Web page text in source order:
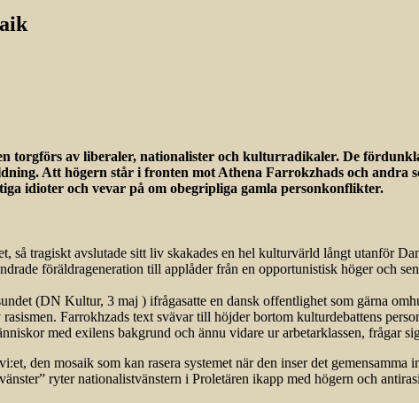
torgförs av liberaler, nationalister och kulturradikaler. De
Att högern står i fronten mot Athena Farrokzhads och andra
idioter och vevar på om obegripliga gamla personkonflikter.
så tragiskt avslutade sitt liv skakades en hel kulturvärld långt utanför
föräldrageneration till applåder från en opportunistisk höger och
(DN Kultur, 3 maj ) ifrågasatte en dansk offentlighet som gärna
Farrokhzads text svävar till höjder bortom kulturdebattens
med exilens bakgrund och ännu vidare ur arbetarklassen, frågar
den mosaik som kan rasera systemet när den inser det
ryter nationalistvänstern i Proletären ikapp med högern och